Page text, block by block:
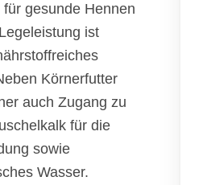
gesunde Hennen
ist
Körnerfutter
auch Zugang zu
für die
sowie
Wasser.